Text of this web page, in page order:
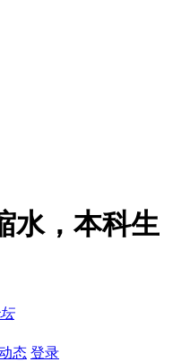
水，本科生
态 登录